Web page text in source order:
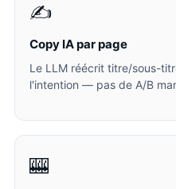
✍️
Copy IA par page
Le LLM réécrit titre/sous-
l'intention — pas de A/B
🎰